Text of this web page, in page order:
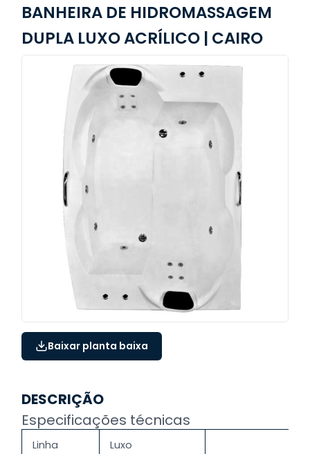
BANHEIRA DE HIDROMASSAGEM
DUPLA LUXO ACRÍLICO | CAIRO
Baixar planta baixa
DESCRIÇÃO
Especificações técnicas
Linha Luxo